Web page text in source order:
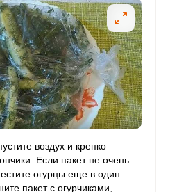
мг 2300 мг 145.5 778.6
30 мкг 0 0
18 мг 4.2 22.3
150 мкг 1.9 10.2
70 мкг 0 0
воздух и крепко
Если пакет не очень
огурцы еще в один
пакет с огурчиками,